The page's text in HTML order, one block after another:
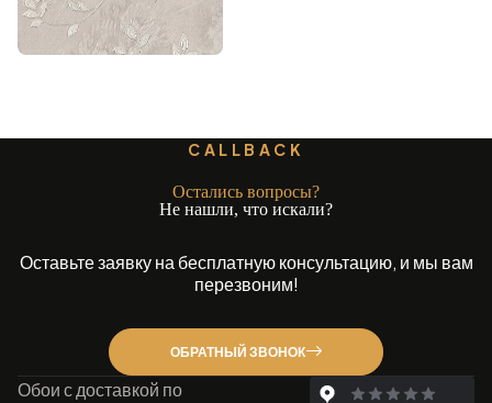
CALLBACK
Остались вопросы?
Не нашли, что искали?
Оставьте заявку на бесплатную консультацию, и мы вам
перезвоним!
ОБРАТНЫЙ ЗВОНОК
Обои с доставкой по